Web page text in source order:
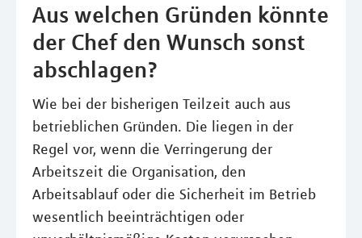
Aus welchen Gründen könnte
der Chef den Wunsch sonst
abschlagen?
Wie bei der bisherigen Teilzeit auch aus
betrieblichen Gründen. Die liegen in der
Regel vor, wenn die Verringerung der
Arbeitszeit die Organisation, den
Arbeitsablauf oder die Sicherheit im Betrieb
wesentlich beeinträchtigen oder